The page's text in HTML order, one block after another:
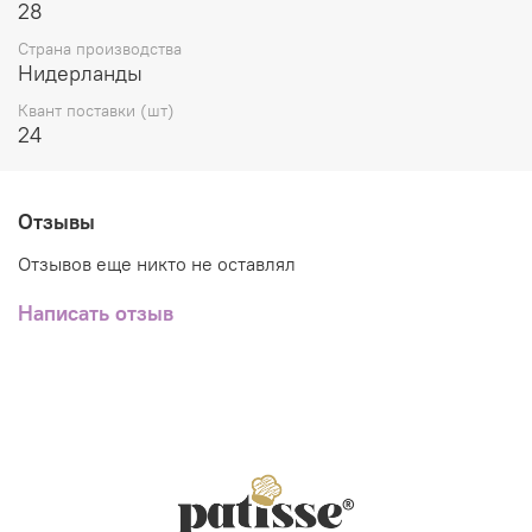
28
Страна производства
Нидерланды
Квант поставки (шт)
24
Отзывы
Отзывов еще никто не оставлял
Написать отзыв